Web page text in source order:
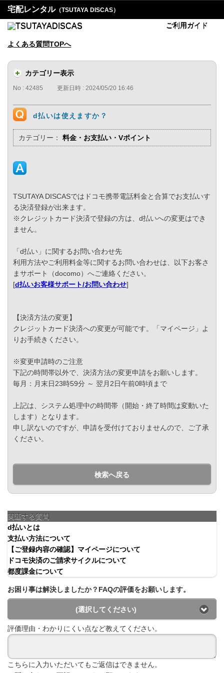
宅配レンタル（TSUTAYA DISCAS）
ご利用ガイド
よくある質問TOPへ
カテゴリー表示
No : 42485 更新日時 : 2024/05/20 16:46
d払いは使えますか？
カテゴリー： 料金・お支払い・Vポイント
TSUTAYA DISCASではドコモ携帯電話料金と合算でお支払いす
る決済登録が出来ます。
※クレジットカード決済で登録の方は、d払いへの変更はでき
ません。
「d払い」に関するお問い合わせ先
利用方法やご利用料金等に関するお問い合わせは、以下お客さ
まサポート（docomo）へご連絡ください。
[d払いお客様サポート/お問い合わせ]
【決済方法の変更】
クレジットカード決済への変更が可能です。「マイページ」よ
りお手続きください。
※変更申請時のご注意
下記の時間帯以外で、決済方法の変更申請をお願いします。
毎月：月末日23時59分 ～ 翌月2日午前0時頃まで
上記は、システム処理中の時間帯（開始・終了時間は変動いた
します）となります。
申し訳ないのですが、申請を受付けておりませんので、ご了承
ください。
検索へ戻る
関連する質問
d払いとは
支払い方法について
【ご登録内容の確認】マイページについて
ドコモ決済のご請求サイクルについて
都度課金について
お困り事は解決しましたか？FAQの評価をお願いします。
(選択してください)
評価理由・わかりにくい点など教えてください。
こちらに入力いただいてもご返信はできません。